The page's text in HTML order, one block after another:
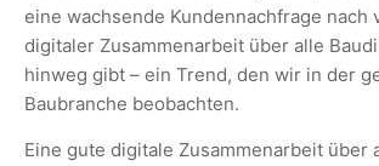
eine wachsende Kundennachfrage nach
digitaler Zusammenarbeit über alle
hinweg gibt – ein Trend, den wir in der
Baubranche beobachten.
Eine gute digitale Zusammenarbeit über